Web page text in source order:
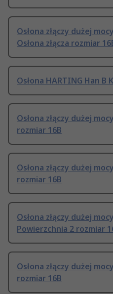
Osłona złączy dużej
Osłona złącza rozmiar
Osłona HARTING Han B
Osłona złączy dużej
rozmiar 16B
Osłona złączy dużej
rozmiar 16B
Osłona złączy dużej
Powierzchnia 2 rozmiar
Osłona złączy dużej
rozmiar 16B